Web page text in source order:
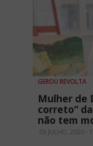
GEROU REVOLTA
Mulher de
correto”
não tem
03 JULHO, 2020 -